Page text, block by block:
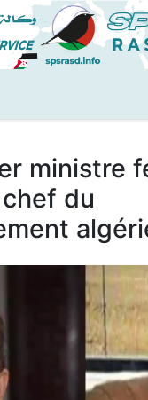
Aller
au
contenu
ministre
du